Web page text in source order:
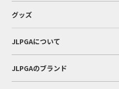
グッズ
JLPGAについて
JLPGAのブランド